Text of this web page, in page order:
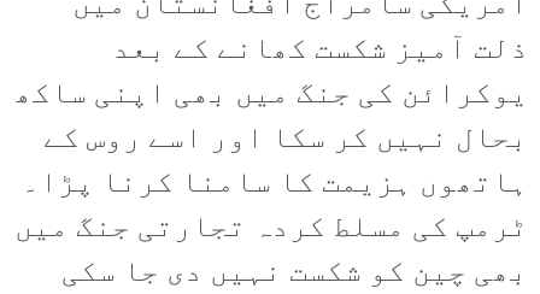
ذلت آمیز شکست کھانے کے بعد
یوکرائن کی جنگ میں بھی اپنی ساکھ
بحال نہیں کر سکا اور اسے روس کے
ہاتھوں ہزیمت کا سامنا کرنا پڑا۔
ٹرمپ کی مسلط کردہ تجارتی جنگ میں
بھی چین کو شکست نہیں دی جا سکی